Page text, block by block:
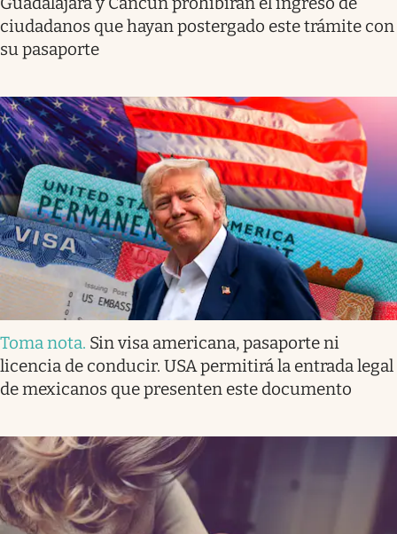
ciudadanos que hayan postergado este trámite con
su pasaporte
Toma nota. Sin visa americana, pasaporte ni
licencia de conducir. USA permitirá la entrada legal
de mexicanos que presenten este documento